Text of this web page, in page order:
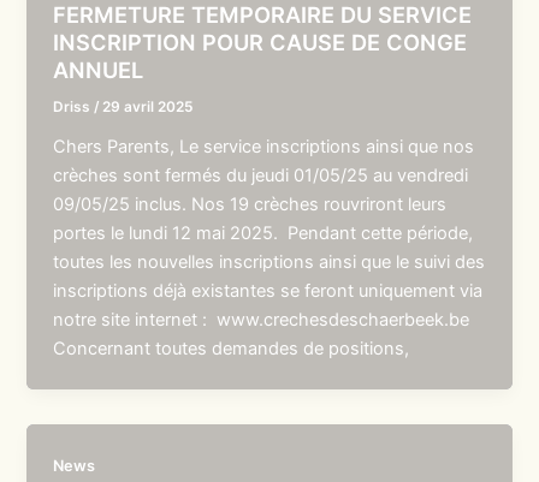
FERMETURE TEMPORAIRE DU SERVICE
INSCRIPTION POUR CAUSE DE CONGE
ANNUEL
Driss / 29 avril 2025
Chers Parents, Le service inscriptions ainsi que nos
crèches sont fermés du jeudi 01/05/25 au vendredi
09/05/25 inclus. Nos 19 crèches rouvriront leurs
portes le lundi 12 mai 2025. Pendant cette période,
toutes les nouvelles inscriptions ainsi que le suivi des
inscriptions déjà existantes se feront uniquement via
notre site internet : www.crechesdeschaerbeek.be
Concernant toutes demandes de positions,
News